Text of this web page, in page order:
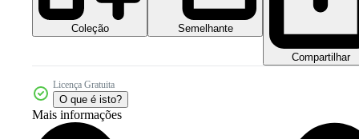
Coleção Semelhante
Compartilhar
Licença Gratuita
O que é isto?
Mais informações